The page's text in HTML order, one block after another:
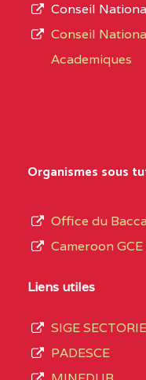
CENTRE
CENTRE
CENTRE
L’offre
d’éducation
de
du
de
septembre
Conseil
Conseil
Academiques
Organismes sous
Office du
Cameroon
Liens utiles
SIGE
PADESCE